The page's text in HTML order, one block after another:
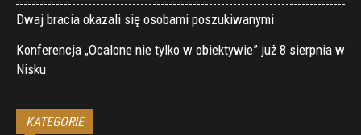
Dwaj bracia okazali się osobami poszukiwanymi
Konferencja „Ocalone nie tylko w obiektywie” już 8 sierpnia w
Nisku
KATEGORIE